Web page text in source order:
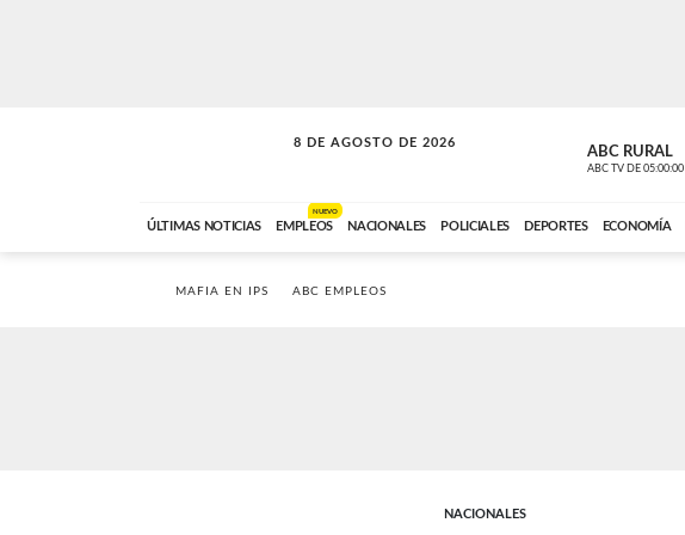
8 DE AGOSTO DE 2026
SOLO MÚSICA ABC RURAL
ABC TV DE 05:00:00
ÚLTIMAS NOTICIAS EMPLEOS
NUEVO
NACIONALES POLICIALES DEPORTES ECONOMÍA
MAFIA EN IPS ABC EMPLEOS
NACIONALES